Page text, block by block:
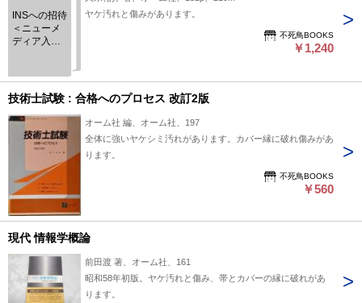
INSへの招待
＜ニューメ
ディア入門
ヤケ汚れと傷みがあります。
不死鳥BOOKS
￥1,240
技術士試験 : 合格へのプロセス 改訂2版
オーム社 編、オーム社、197
全体に強いヤケシミ汚れがあります。カバー縁に破れ傷みがあ
ります。
不死鳥BOOKS
￥560
現代 情報学概論
前田渡 著、オーム社、161
昭和58年初版。ヤケ汚れと傷み、帯とカバーの縁に破れがあ
ります。